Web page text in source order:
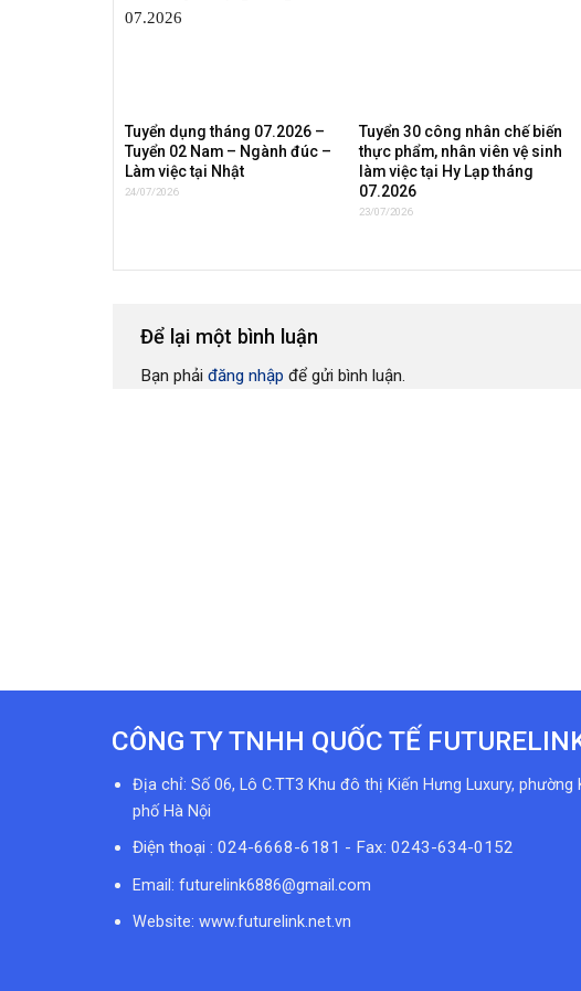
Tuyển dụng tháng 07.2026 –
Tuyển 02 Nam – Ngành đúc –
Làm việc tại Nhật
24/07/2026
Tuyển 30 công nhân chế biến
thực phẩm, nhân viên vệ sinh
làm việc tại Hy Lạp tháng
07.2026
23/07/2026
Để lại một bình luận
Bạn phải đăng nhập để gửi bình luận.
CÔNG TY TNHH QUỐC TẾ
Địa chỉ: Số 06, Lô C.TT3 Khu đô thị Kiến Hưng Luxury, phường
phố Hà Nội
Điện thoại : 024-6668-6181 - Fax: 0243-634-0152
Email:futurelink6886@gmail.com
Website: www.futurelink.net.vn